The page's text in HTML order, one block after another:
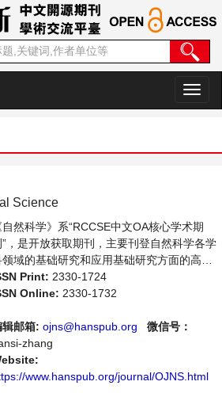
切
换
Science
自然科学》系“RCCSE中文OA核心学术期
”，是开放获取期刊，主要刊登自然科学各学
领域的基础研究和应用基础研究方面的高水
、有创造性和重要意义的最新研究成果论
。本刊支持思想创新、学术创新，倡导科
给世界范围内的科学家、学者、科研人员提
一个传播、分享和讨论自然科学领域内不同
问题与发展的交流平台。
Print: 2330-1724
Online: 2330-1732
辑邮箱: ojns@hanspub.org
微信号：
zhang
www.hanspub.org/journal/OJNS.html